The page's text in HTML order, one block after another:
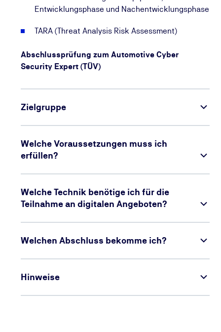
Entwicklungsphase und Nachentwicklungsphase
TARA (Threat Analysis Risk Assessment)
Abschlussprüfung zum Automotive Cyber
Security Expert (TÜV)
Zielgruppe
Welche Voraussetzungen muss ich
erfüllen?
Welche Technik benötige ich für die
Teilnahme an digitalen Angeboten?
Welchen Abschluss bekomme ich?
Hinweise